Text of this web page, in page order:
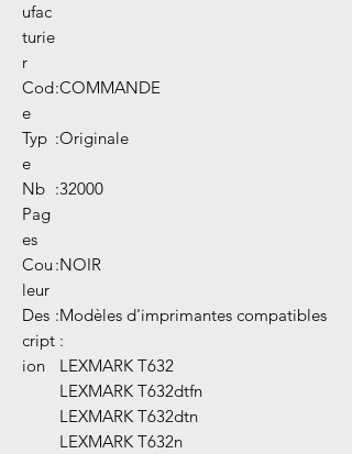
ufac
turie
r
Cod
e
:COMMANDE
Typ
e
:Originale
Nb
Pag
es
:32000
Cou
leur
:NOIR
Des
cript
ion
:Modèles d'imprimantes compatibles
:
LEXMARK T632
LEXMARK T632dtfn
LEXMARK T632dtn
LEXMARK T632n